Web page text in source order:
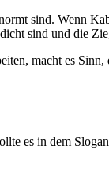
sind. Wenn
sind und die
macht es
es in dem